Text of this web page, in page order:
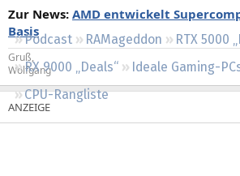
Podcast RAMageddon
RTX 5000
RX 9000 „Deals“
Ideale Gaming-
CPU-Rangliste
Zur News: AMD entwickelt
Basis
Gruß,
Wolfgang